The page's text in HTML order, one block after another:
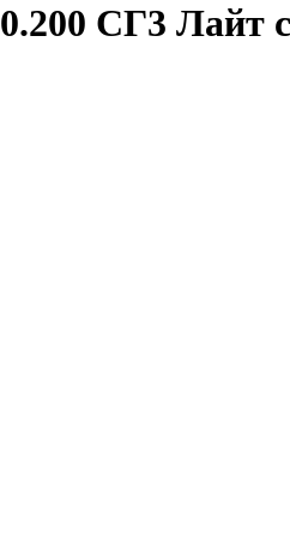
СГ3 Лайт